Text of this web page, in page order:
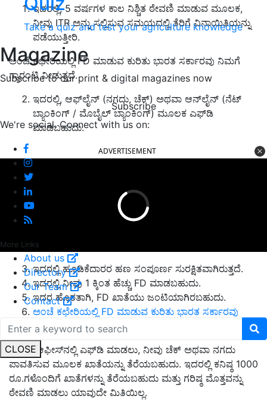
Take a quiz and test your agriculture knowledge
Magazine
Subscribe to our print & digital magazines now
Subscribe
We're social. Connect with us on:
More Links
About us
Directory
Our Team
Contact
CLOSE
ಇದರಲ್ಲಿ, 5 ವರ್ಷಗಳ ಕಾಲ ನಿಶ್ಚಿತ ಠೇವಣಿ ಮಾಡುವ ಮೂಲಕ,
ನೀವು ITR ಅನ್ನು ಸಲ್ಲಿಸುವ ಸಮಯದಲ್ಲಿ ತೆರಿಗೆ ವಿನಾಯಿತಿಯನ್ನು
ಪಡೆಯುತ್ತೀರಿ.
ಅಂಚೆ ಕಛೇರಿಯಲ್ಲಿ FD ಮಾಡುವ ಕುರಿತು ಭಾರತ ಸರ್ಕಾರವು ನಿಮಗೆ
ಗ್ಯಾರಂಟಿ ನೀಡುತ್ತದೆ.
ಇದರಲ್ಲಿ, ಆಫ್‌ಲೈನ್ (ನಗದು, ಚೆಕ್) ಅಥವಾ ಆನ್‌ಲೈನ್ (ನೆಟ್
ಬ್ಯಾಂಕಿಂಗ್ / ಮೊಬೈಲ್ ಬ್ಯಾಂಕಿಂಗ್) ಮೂಲಕ ಎಫ್‌ಡಿ
ಮಾಡಬಹುದು.
ADVERTISEMENT
ಇದರಲ್ಲಿ ಹೂಡಿಕೆದಾರರ ಹಣ ಸಂಪೂರ್ಣ ಸುರಕ್ಷಿತವಾಗಿರುತ್ತದೆ.
ಇದರಲ್ಲಿ ನೀವು 1 ಕ್ಕಿಂತ ಹೆಚ್ಚು FD ಮಾಡಬಹುದು.
ಇದರ ಹೊರತಾಗಿ, FD ಖಾತೆಯು ಜಂಟಿಯಾಗಿರಬಹುದು.
ಅಂಚೆ ಕಛೇರಿಯಲ್ಲಿ FD ಮಾಡುವ ಕುರಿತು ಭಾರತ ಸರ್ಕಾರವು
ನಿಮಗೆ ಗ್ಯಾರಂಟಿ ನೀಡುತ್ತದೆ.
ಪೋಸ್ಟ್ ಆಫೀಸ್‌ನಲ್ಲಿ ಎಫ್‌ಡಿ ಮಾಡಲು, ನೀವು ಚೆಕ್ ಅಥವಾ ನಗದು
ಪಾವತಿಸುವ ಮೂಲಕ ಖಾತೆಯನ್ನು ತೆರೆಯಬಹುದು. ಇದರಲ್ಲಿ ಕನಿಷ್ಠ 1000
ರೂ.ಗಳೊಂದಿಗೆ ಖಾತೆಗಳನ್ನು ತೆರೆಯಬಹುದು ಮತ್ತು ಗರಿಷ್ಠ ಮೊತ್ತವನ್ನು
ಠೇವಣಿ ಮಾಡಲು ಯಾವುದೇ ಮಿತಿಯಿಲ್ಲ.